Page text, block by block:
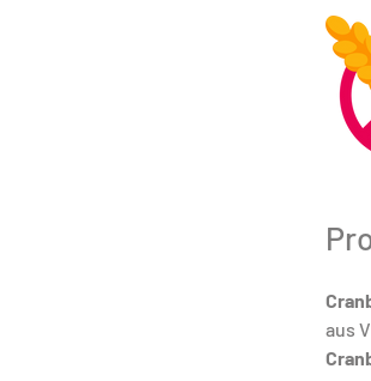
aus